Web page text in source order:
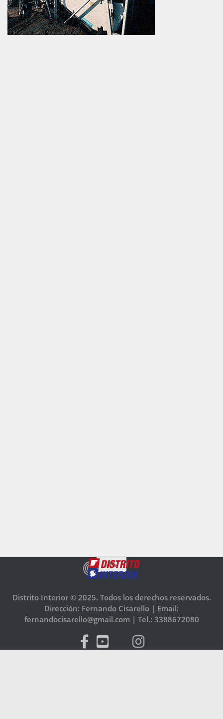
Distrito Interior © 2025. Todos los derechos reservados.
Dirección: Fernando Cisarello | Email:
fernandocisarello@gmail.com | Tel.: 3388672080